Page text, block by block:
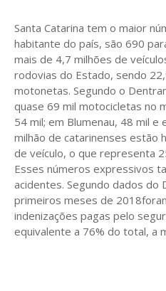
Santa Catarina tem o maior
habitante do país, são 690
mais de 4,7 milhões de
rodovias do Estado, sendo
motonetas. Segundo o
quase 69 mil motocicletas no
54 mil; em Blumenau, 48 mil e
milhão de catarinenses estão
de veículo, o que representa
Esses números expressivos
acidentes. Segundo dados do
primeiros meses de
indenizações pagas pelo
equivalente a 76% do total, a